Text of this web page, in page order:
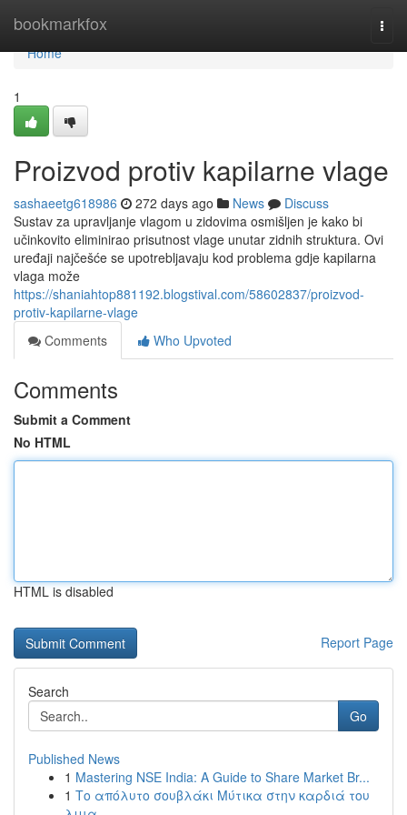
bookmarkfox
Home
Home
1
Proizvod protiv kapilarne vlage
sashaeetg618986 272 days ago News
Discuss
Sustav za upravljanje vlagom u zidovima osmišljen je kako bi
učinkovito eliminirao prisutnost vlage unutar zidnih struktura. Ovi
uređaji najčešće se upotrebljavaju kod problema gdje kapilarna
vlaga može
https://shaniahtop881192.blogstival.com/58602837/proizvod-
protiv-kapilarne-vlage
Comments
Who Upvoted
Comments
Submit a Comment
No HTML
HTML is disabled
Report Page
Search
Go
Published News
1 Mastering NSE India: A Guide to Share Market Br...
1 Το απόλυτο σουβλάκι Μύτικα στην καρδιά του